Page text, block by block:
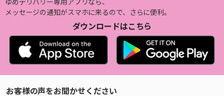
ゆめデリバリー専用アプリなら、
メッセージの通知がスマホに来るので、さらに便利。
ダウンロードはこちら
お客様の声をお聞かせください